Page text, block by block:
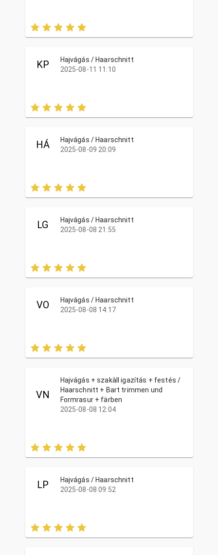
KP
Hajvágás / Haarschnitt
2025-08-11 11:10
HÁ
Hajvágás / Haarschnitt
2025-08-09 20:09
LG
Hajvágás / Haarschnitt
2025-08-08 21:55
VO
Hajvágás / Haarschnitt
2025-08-08 14:17
VN
Hajvágás + szakàll igazítás + festés /
Haarschnitt + Bart trimmen und
Formrasur + färben
2025-08-08 12:04
LP
Hajvágás / Haarschnitt
2025-08-08 09:52